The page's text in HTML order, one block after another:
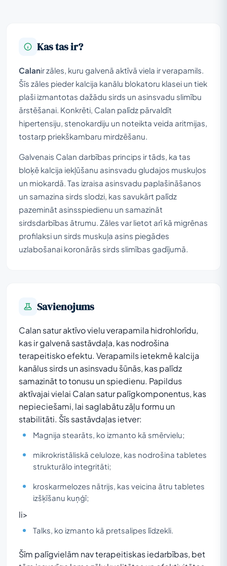
Kas tas ir?
Calanir zāles, kuru galvenā aktīvā viela ir verapamils.
Šīs zāles pieder kalcija kanālu blokatoru klasei un tiek
plaši izmantotas dažādu sirds un asinsvadu slimību
ārstēšanai. Konkrēti, Calan palīdz pārvaldīt
hipertensiju, stenokardiju un noteikta veida aritmijas,
tostarp priekškambaru mirdzēšanu.
Galvenais Calan darbības princips ir tāds, ka tas
bloķē kalcija iekļūšanu asinsvadu gludajos muskuļos
un miokardā. Tas izraisa asinsvadu paplašināšanos
un samazina sirds slodzi, kas savukārt palīdz
pazemināt asinsspiedienu un samazināt
sirdsdarbības ātrumu. Zāles var lietot arī kā migrēnas
profilaksi un sirds muskuļa asins piegādes
uzlabošanai koronārās sirds slimības gadījumā.
Savienojums
Calan satur aktīvo vielu verapamila hidrohlorīdu,
kas ir galvenā sastāvdaļa, kas nodrošina
terapeitisko efektu. Verapamils ietekmē kalcija
kanālus sirds un asinsvadu šūnās, kas palīdz
samazināt to tonusu un spiedienu. Papildus
aktīvajai vielai Calan satur palīgkomponentus, kas
nepieciešami, lai saglabātu zāļu formu un
stabilitāti. Šīs sastāvdaļas ietver:
Magnija stearāts, ko izmanto kā smērvielu;
mikrokristāliskā celuloze, kas nodrošina tabletes
strukturālo integritāti;
kroskarmelozes nātrijs, kas veicina ātru tabletes
izšķīšanu kuņģī;
li>
Talks, ko izmanto kā pretsalipes līdzekli.
Šīm palīgvielām nav terapeitiskas iedarbības, bet